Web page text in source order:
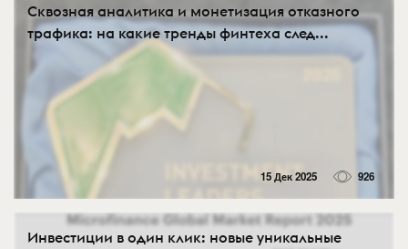
Сквозная аналитика и монетизация отказного
трафика: на какие тренды финтеха след...
15 Дек 2025 926
Инвестиции в один клик: новые уникальные